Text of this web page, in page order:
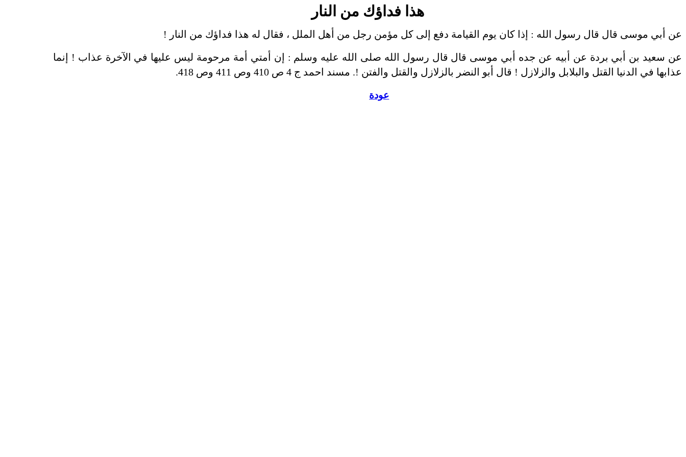
هذا فداؤك من النار
عن أبي موسى قال قال رسول الله : إذا كان يوم القيامة دفع إلى كل مؤمن رجل من أهل الملل ، فقال له هذا فداؤك من النار !
عن سعيد بن أبي بردة عن أبيه عن جده أبي موسى قال قال رسول الله صلى الله عليه وسلم : إن أمتي أمة مرحومة ليس عليها في الآخرة عذاب ! إنما
عذابها في الدنيا القتل والبلابل والزلازل ! قال أبو النضر بالزلازل والقتل والفتن !. مسند احمد ج 4 ص 410 وص 411 وص 418.
عودة